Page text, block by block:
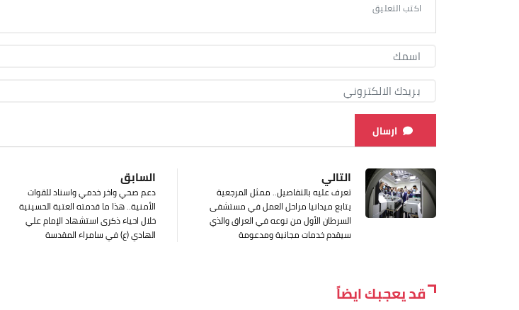
ارسال
السابق
دعم صحي واخر خدمي واسناد للقوات
الأمنية.. هذا ما قدمته العتبة الحسينية
خلال احياء ذكرى استشهاد الإمام علي
الهادي (ع) في سامراء المقدسة
التالي
تعرف عليه بالتفاصيل.. ممثل المرجعية
يتابع ميدانيا مراحل العمل في مستشفى
السرطان الأول من نوعه في العراق والذي
سيقدم خدمات مجانية ومدعومة
قد يعجبك ايضاً